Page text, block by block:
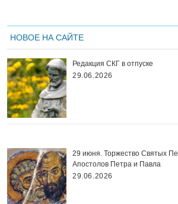
НОВОЕ НА САЙТЕ
Редакция СКГ в отпуске
29.06.2026
29 июня. Торжество Святых
Апостолов Петра и Павла
29.06.2026